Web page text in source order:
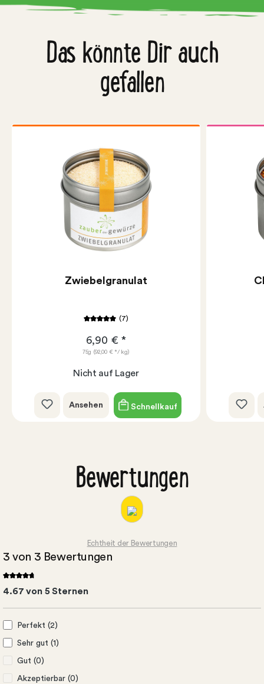
Das könnte Dir auch
gefallen
Zwiebelgranulat
(7)
6,90 € *
75g (92,00 € */ kg)
Nicht auf Lager
Ansehen Schnellkauf
Bewertungen
Echtheit der Bewertungen
3 von 3 Bewertungen
4.67 von 5 Sternen
Perfekt (2)
Sehr gut (1)
Gut (0)
Akzeptierbar (0)